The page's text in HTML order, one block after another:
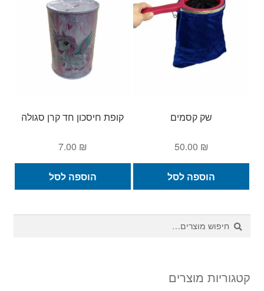
שק קסמים
50.00 ₪
הוספה לסל
קופת חיסכון חד קרן סגולה
7.00 ₪
הוספה לסל
חיפוש
עבור:
חיפוש
קטגוריות מוצרים